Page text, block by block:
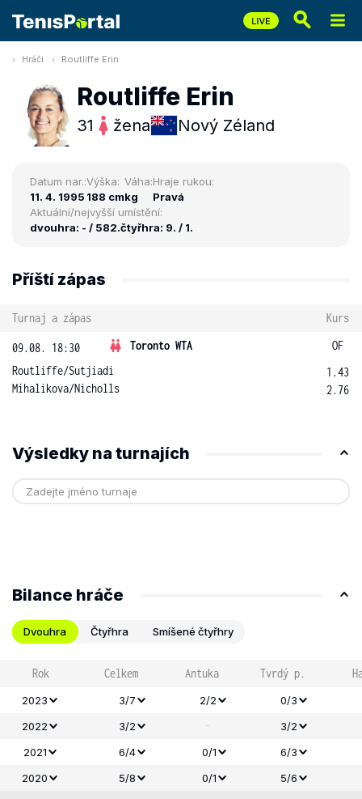
Hráči Routliffe Erin
Routliffe Erin
31 žena Nový Zéland
Datum nar.:
11. 4. 1995
Výška:
188 cm
Váha:
kg
Hraje rukou:
Pravá
Aktuální/nejvyšší umístění:
dvouhra: - / 582.čtyřhra: 9. / 1.
Příští zápas
Turnaj a zápas Kurs
09.08. 18:30 Toronto WTA
OF
Routliffe/Sutjiadi
Mihalikova/Nicholls
1.43
2.76
Výsledky na turnajích
Bilance hráče
Dvouhra Čtyřhra Smíšené čtyřhry
Rok Celkem Antuka Tvrdý p.
2023 3/7 2/2
0/3
2022
3/2 -
3/2
2021
6/4 0/1
6/3
2020
5/8 0/1 5/6